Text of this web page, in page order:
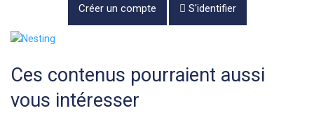
Créer un compte S'identifier
Ces contenus pourraient aussi
vous intéresser